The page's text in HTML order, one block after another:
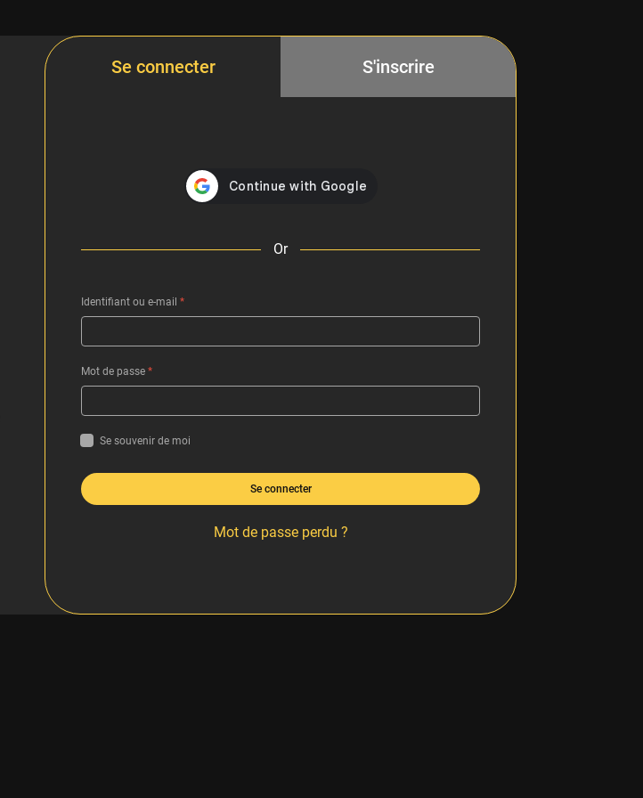
Se connecter S'inscrire
Or
Identifiant ou e-mail *
Mot de passe *
Se souvenir de moi
Se connecter
Mot de passe perdu ?